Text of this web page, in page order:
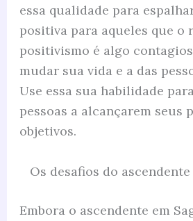
essa qualidade para
positiva para aqueles que o
positivismo é algo
mudar sua vida e a das
Use essa sua habilidade
pessoas a alcançarem seus
objetivos.
Os desafios do
Embora o ascendente em